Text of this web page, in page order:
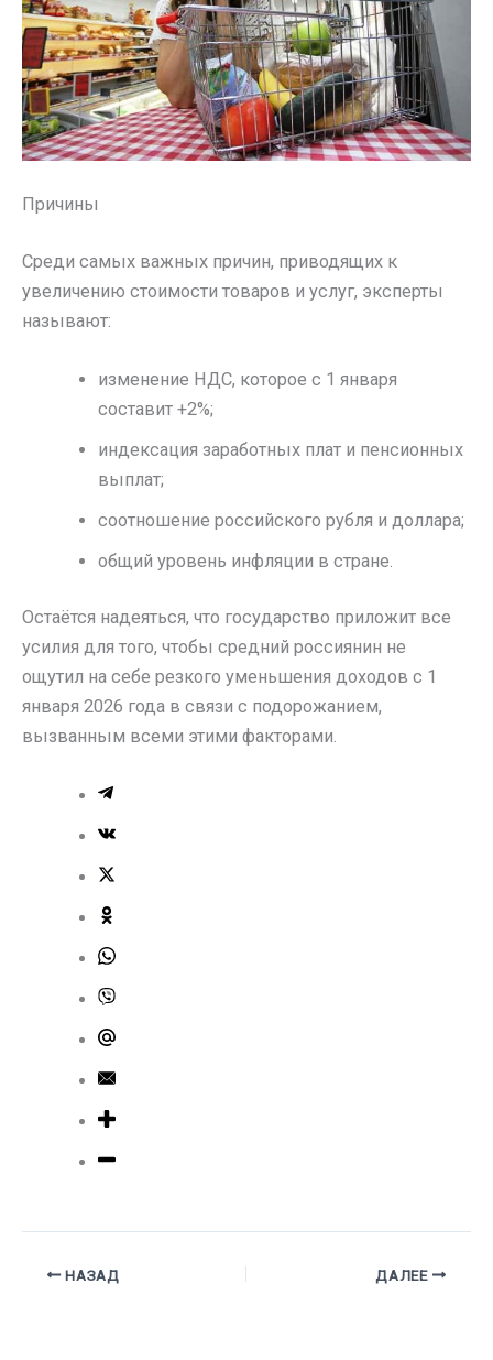
Причины
Среди самых важных причин, приводящих к
увеличению стоимости товаров и услуг, эксперты
называют:
изменение НДС, которое с 1 января
составит +2%;
индексация заработных плат и пенсионных
выплат;
соотношение российского рубля и доллара;
общий уровень инфляции в стране.
Остаётся надеяться, что государство приложит все
усилия для того, чтобы средний россиянин не
ощутил на себе резкого уменьшения доходов с 1
января 2026 года в связи с подорожанием,
вызванным всеми этими факторами.
НАЗАД ДАЛЕЕ